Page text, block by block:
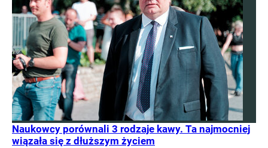
Naukowcy porównali 3 rodzaje kawy. Ta najmocniej
wiązała się z dłuższym życiem